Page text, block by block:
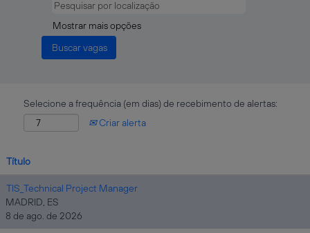
Mostrar mais opções
Selecione a frequência (em dias) de recebimento de alertas:
Criar alerta
Título
TIS_Technical Project Manager
MADRID, ES
8 de ago. de 2026